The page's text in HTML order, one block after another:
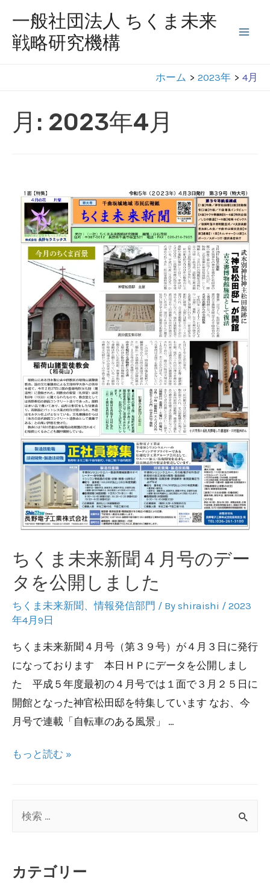
一般社団法人 ちくま未来
戦略研究機構
ホーム 2023年 4月
象
カテゴリー
月: 2023年4月
ちくま未来新聞４月号のデー
タを公開しました
ちくま未来新聞 、情報発信部門 / By shiraishi / 2023
年4月9日
ちくま未来新聞４月号（第３９号）が４月３日に発行
になっております 本日ＨＰにデータを公開しまし
た 平成５年度最初の４月号では１面で３月２５日に
開館となった神官松田邸を特集しています なお、今
月号で連載「自転車のある風景」 …
ち
聞
もっと読む »